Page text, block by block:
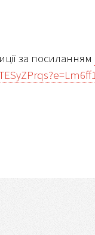
за посиланням